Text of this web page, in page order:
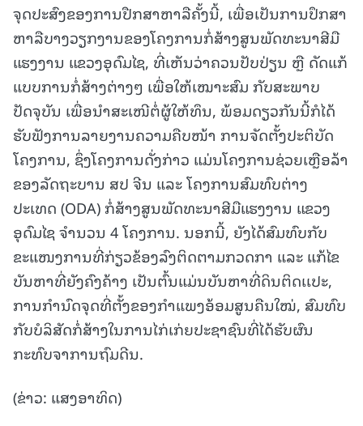
ຈຸດປະສົງຂອງການປືກສາຫາລືຄັ້ງນີ້, ເພື່ອເປັນການປຶກສາ
ຫາລືບາງວຽກງານຂອງໂຄງການກໍ່ສ້າງສູນພັດທະນາສີມື
ແຮງງານ ແຂວງອຸດົມໄຊ, ທີ່ເຫັນວ່າຄວນປັບປ່ຽນ ຫຼື ດັດແກ້
ແບບການກໍ່ສ້າງຕ່າງໆ ເພື່ອໃຫ້ເໝາະສົມ ກັບສະພາບ
ປັດຈຸບັນ ເພື່ອນຳສະເໜີຕໍ່ຜູ້ໃຫ້ທຶນ, ພ້ອມດຽວກັນນີ້ກໍໄດ້
ຮັບຟັງການລາຍງານຄວາມຄືບໜ້າ ການຈັດຕັ້ງປະຕິບັດ
ໂຄງການ, ຊຶ່ງໂຄງການດັ່ງກ່າວ ແມ່ນໂຄງການຊ່ວຍເຫຼືອລ້າ
ຂອງລັດຖະບານ ສປ ຈີນ ແລະ ໂຄງການສົມທົບຕ່າງ
ປະເທດ (ODA) ກໍ່ສ້າງສູນພັດທະນາສີມືແຮງງານ ແຂວງ
ອຸດົມໄຊ ຈໍານວນ 4 ໂຄງການ. ນອກນີ້, ຍັງໄດ້ສົມທົບກັບ
ຂະແໜງການທີ່ກ່ຽວຂ້ອງລົງຕິດຕາມກວດກາ ແລະ ແກ້ໄຂ
ບັນຫາທີ່ຍັງຄົງຄ້າງ ເປັນຕົ້ນແມ່ນບັນຫາທີ່ດິນຕິດເເປະ,
ການກຳນົດຈຸດທີ່ຕັ້ງຂອງກຳແພງອ້ອມສູນຄືນໃໝ່, ສົມທົບ
ກັບບໍລິສັດກໍ່ສ້າງໃນການໄກ່ເກ່ຍປະຊາຊົນທີ່ໄດ້ຮັບຜົນ
ກະທົບຈາການຖົມດີນ.
(ຂ່າວ: ແສງອາທິດ)